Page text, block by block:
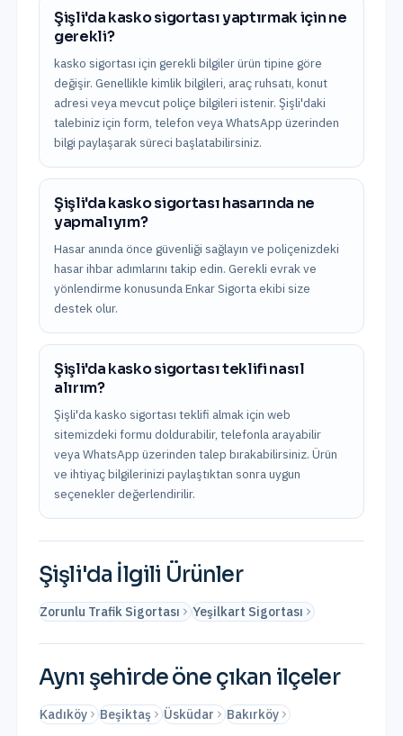
Şişli'da kasko sigortası yaptırmak için ne
gerekli?
kasko sigortası için gerekli bilgiler ürün tipine göre
değişir. Genellikle kimlik bilgileri, araç ruhsatı, konut
adresi veya mevcut poliçe bilgileri istenir. Şişli'daki
talebiniz için form, telefon veya WhatsApp üzerinden
bilgi paylaşarak süreci başlatabilirsiniz.
Şişli'da kasko sigortası hasarında ne
yapmalıyım?
Hasar anında önce güvenliği sağlayın ve poliçenizdeki
hasar ihbar adımlarını takip edin. Gerekli evrak ve
yönlendirme konusunda Enkar Sigorta ekibi size
destek olur.
Şişli'da kasko sigortası teklifi nasıl
alırım?
Şişli'da kasko sigortası teklifi almak için web
sitemizdeki formu doldurabilir, telefonla arayabilir
veya WhatsApp üzerinden talep bırakabilirsiniz. Ürün
ve ihtiyaç bilgilerinizi paylaştıktan sonra uygun
seçenekler değerlendirilir.
Şişli'da İlgili Ürünler
Zorunlu Trafik Sigortası Yeşilkart Sigortası
Aynı şehirde öne çıkan ilçeler
Kadıköy Beşiktaş Üsküdar Bakırköy